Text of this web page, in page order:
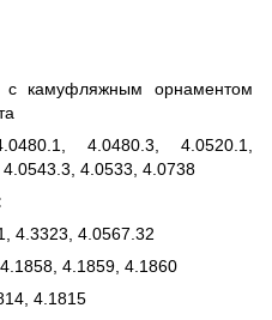
с камуфляжным орнаментом
4.0480.3, 4.0520.1,
4.0533, 4.0738
4.3323, 4.0567.32
4.1859, 4.1860
4.1815